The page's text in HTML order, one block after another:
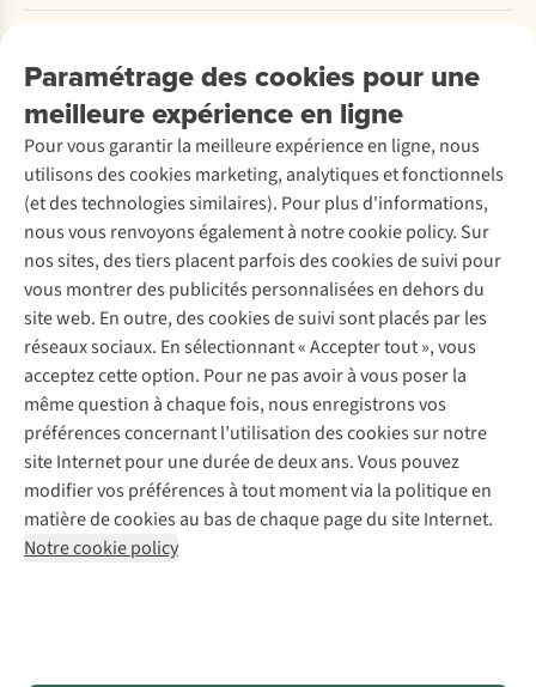
Paramétrage des cookies pour une
meilleure expérience en ligne
Pour vous garantir la meilleure expérience en ligne, nous
utilisons des cookies marketing, analytiques et fonctionnels
(et des technologies similaires). Pour plus d'informations,
nous vous renvoyons également à notre cookie policy. Sur
nos sites, des tiers placent parfois des cookies de suivi pour
vous montrer des publicités personnalisées en dehors du
site web. En outre, des cookies de suivi sont placés par les
réseaux sociaux. En sélectionnant « Accepter tout », vous
acceptez cette option. Pour ne pas avoir à vous poser la
même question à chaque fois, nous enregistrons vos
préférences concernant l’utilisation des cookies sur notre
site Internet pour une durée de deux ans. Vous pouvez
modifier vos préférences à tout moment via la politique en
matière de cookies au bas de chaque page du site Internet.
Notre cookie policy
Payer
Retourner
Rétractation d'une commande
Entretien & réparations
Garantie
Contactez-nous
Entreprise responsable
À propos d’Ayacucho
Nos magasins
À propos d’A.S.Adventure
Déclaration d'accessibilité
Location / Location sports d’hiver
Seconde-main
Entretien de ski
Service de lavage
Entretien de chaussures
Réparation de chaussures
Réparation de vêtements
Retouches
Pour les entreprises
Découvrez
A.S.Magazine
Explore Camp
Gear Check
Expertise & conseils
Abonnez-vous à la newsletter
Suivez-nous
Mentions légales
Politique de confidentialité
Conditions générales
Cookie Policy